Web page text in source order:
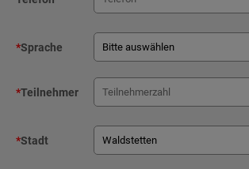
*Sprache
*Teilnehmer
*Stadt